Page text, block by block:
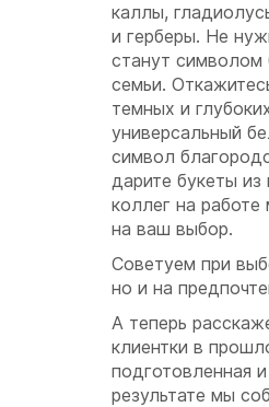
каллы,
и герберы. Не
станут символом
семьи.
темных и
универсальный
символ
дарите букеты
коллег на
на ваш выбор.
Советуем при
но и на
А теперь
клиентки в
подготовленная
результате мы